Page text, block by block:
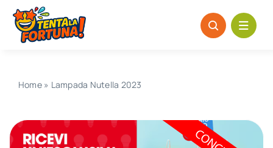
Salta
contenuto
Home» Lampada Nutella 2023